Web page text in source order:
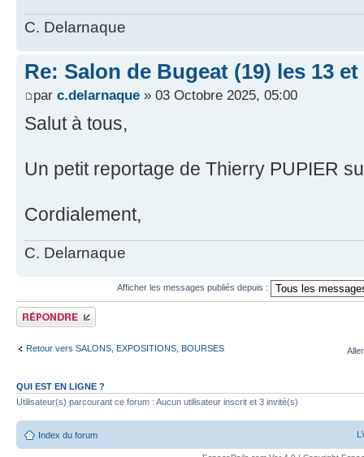
C. Delarnaque
Re: Salon de Bugeat (19) les 13
par c.delarnaque » 03 Octobre 2025, 05:00
Salut à tous,
Un petit reportage de Thierry PUPIER
Cordialement,
C. Delarnaque
Afficher les messages publiés depuis :
Publier une réponse
Retour vers SALONS, EXPOSITIONS, BOURSES
QUI EST EN LIGNE ?
Utilisateur(s) parcourant ce forum : Aucun utilisateur inscrit et 3 invité(s)
Index du forum